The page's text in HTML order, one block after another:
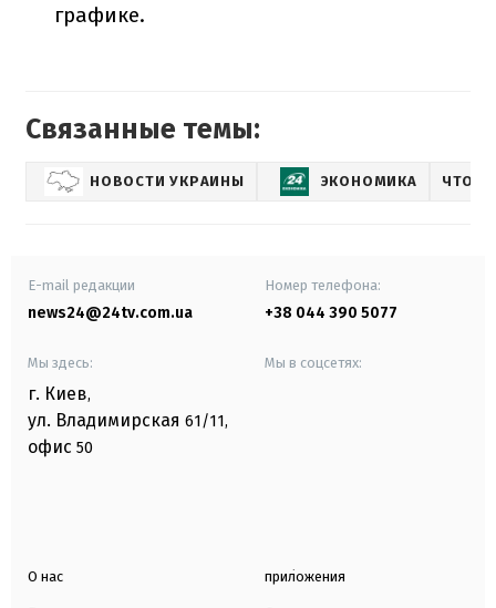
графике.
Связанные темы:
НОВОСТИ УКРАИНЫ ЭКОНОМИКА ЧТО
E-mail редакции
news24@24tv.com.ua
Номер телефона:
+38 044 390 5077
Мы здесь:
г. Киев,
ул. Владимирская 61/11,
офис 50
Мы в соцсетях:
О нас приложения